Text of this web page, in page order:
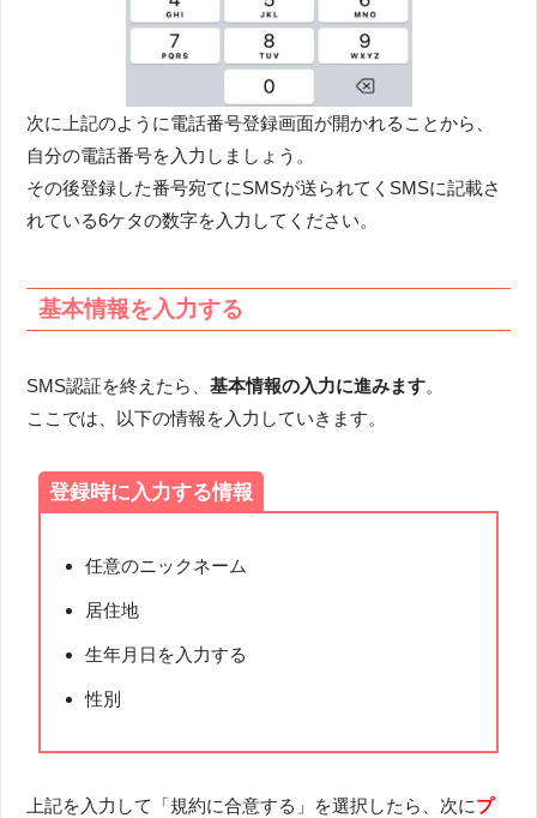
次に上記のように電話番号登録画面が開かれることから、
自分の電話番号を入力しましょう。
その後登録した番号宛てにSMSが送られてくSMSに記載さ
れている6ケタの数字を入力してください。
基本情報を入力する
SMS認証を終えたら、基本情報の入力に進みます。
ここでは、以下の情報を入力していきます。
登録時に入力する情報
任意のニックネーム
居住地
生年月日を入力する
性別
上記を入力して「規約に合意する」を選択したら、次にプ